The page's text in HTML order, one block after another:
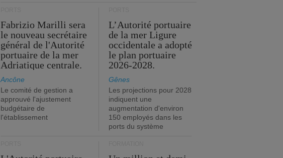
Fabrizio Marilli sera
le nouveau secrétaire
général de l'Autorité
portuaire de la mer
Adriatique centrale.
Ancône
Le comité de gestion a
approuvé l'ajustement
budgétaire de
l'établissement
L’Autorité portuaire
de la mer Ligure
occidentale a adopté
le plan portuaire
2026-2028.
Gênes
Les projections pour 2028
indiquent une
augmentation d'environ
150 employés dans les
ports du système